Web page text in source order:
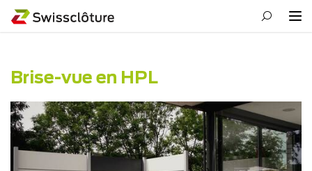
Brise-vue en HPL